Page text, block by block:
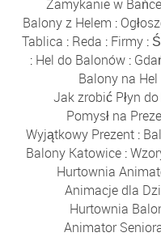
Zamykanie w Bańce
Balony z Helem :
Tablica : Reda : Firmy:
: Hel do Balonów:
Balony na Hel
Jak zrobić Płyn
Pomysł na
Wyjątkowy Prezent:
Balony Katowice:
Hurtownia
Animacje dla
Hurtownia
Animator